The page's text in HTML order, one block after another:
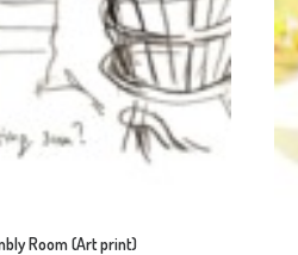
PANIERRoom (Art print)